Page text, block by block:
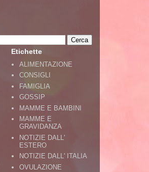
Etichette
ALIMENTAZIONE
CONSIGLI
FAMIGLIA
GOSSIP
MAMME E BAMBINI
MAMME E
GRAVIDANZA
NOTIZIE DALL'
ESTERO
NOTIZIE DALL' ITALIA
OVULAZIONE